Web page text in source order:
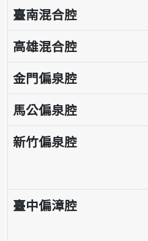
臺南混合腔
高雄混合腔
金門偏泉腔
馬公偏泉腔
新竹偏泉腔
臺中偏漳腔